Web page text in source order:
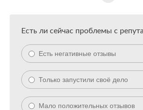
Есть ли сейчас проблемы с
Есть негативные отзывы
Только запустили своё дело
Мало положительных отзывов